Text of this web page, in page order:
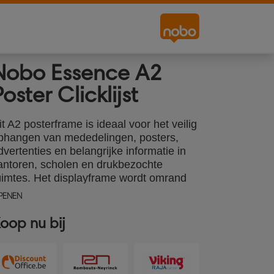
Essence A2
Clicklijst
A2 posterframe is ideaal voor het veilig
van mededelingen, posters,
en belangrijke informatie in
scholen en drukbezochte
Het displayframe wordt omrand
een aluminium rand van 25 mm en
snel en eenvoudig kunnen
gewisseld - ideaal voor zowel
is eenvoudig te monteren en
nu bij